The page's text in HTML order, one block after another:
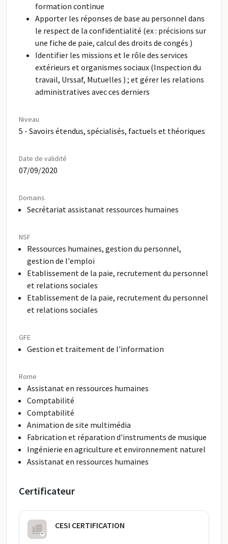
formation continue
Apporter les réponses de base au personnel dans
le respect de la confidentialité (ex : précisions sur
une fiche de paie, calcul des droits de congés )
Identifier les missions et le rôle des services
extérieurs et organismes sociaux (Inspection du
travail, Urssaf, Mutuelles ) ; et gérer les relations
administratives avec ces derniers
Niveau
5 - Savoirs étendus, spécialisés, factuels et théoriques
Date de validité
07/09/2020
Domains
Secrétariat assistanat ressources humaines
NSF
Ressources humaines, gestion du personnel,
gestion de l'emploi
Etablissement de la paie, recrutement du personnel
et relations sociales
Etablissement de la paie, recrutement du personnel
et relations sociales
GFE
Gestion et traitement de l'information
Rome
Assistanat en ressources humaines
Comptabilité
Comptabilité
Animation de site multimédia
Fabrication et réparation d'instruments de musique
Ingénierie en agriculture et environnement naturel
Assistanat en ressources humaines
Certificateur
CESI CERTIFICATION